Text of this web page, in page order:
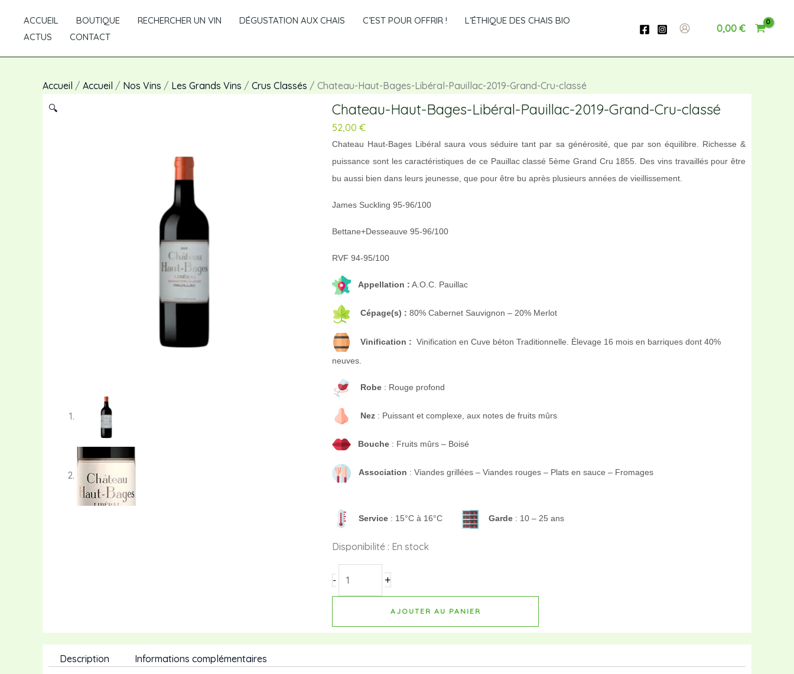
contenu
ACCUEIL BOUTIQUE RECHERCHER UN VIN DÉGUSTATION AUX CHAIS C’EST POUR OFFRIR !
L’ÉTHIQUE DES CHAIS BIO
ACTUS
CONTACT
0,00 €
Accueil / Accueil / Nos Vins / Les Grands Vins / Crus Classés / Chateau-Haut-Bages-Libéral-Pauillac-2019-Grand-Cru-classé
🔍
Chateau-Haut-Bages-Libéral-Pauillac-2019-Grand-Cru-classé
52,00 €
Chateau Haut-Bages Libéral saura vous séduire tant par sa générosité, que par son équilibre. Richesse &
puissance sont les caractéristiques de ce Pauillac classé 5ème Grand Cru 1855. Des vins travaillés pour être
bu aussi bien dans leurs jeunesse, que pour être bu après plusieurs années de vieillissement.
James Suckling 95-96/100
Bettane+Desseauve 95-96/100
RVF 94-95/100
Appellation : A.O.C. Pauillac
Cépage(s) : 80% Cabernet Sauvignon – 20% Merlot
Vinification : Vinification en Cuve béton Traditionnelle. Élevage 16 mois en barriques dont 40%
neuves.
Robe : Rouge profond
Nez : Puissant et complexe, aux notes de fruits mûrs
Bouche : Fruits mûrs – Boisé
Association : Viandes grillées – Viandes rouges – Plats en sauce – Fromages
Service : 15°C à 16°C Garde : 10 – 25 ans
Disponibilité : En stock
-
quantité
de
Chateau-
Haut-
Libéral-
Pauillac-
+
AJOUTER AU PANIER
Description Informations complémentaires
Cru-
classé